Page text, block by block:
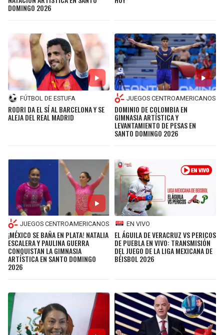
DOMINGO 2026
FÚTBOL DE ESTUFA
RODRI DA EL SÍ AL BARCELONA Y SE
ALEJA DEL REAL MADRID
JUEGOS CENTROAMERICANOS
DOMINIO DE COLOMBIA EN
GIMNASIA ARTÍSTICA Y
LEVANTAMIENTO DE PESAS EN
SANTO DOMINGO 2026
JUEGOS CENTROAMERICANOS
¡MÉXICO SE BAÑA EN PLATA! NATALIA
ESCALERA Y PAULINA GUERRA
CONQUISTAN LA GIMNASIA
ARTÍSTICA EN SANTO DOMINGO
2026
EN VIVO
EL ÁGUILA DE VERACRUZ VS PERICOS
DE PUEBLA EN VIVO: TRANSMISIÓN
DEL JUEGO DE LA LIGA MEXICANA DE
BÉISBOL 2026